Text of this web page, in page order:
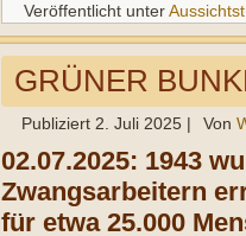
Veröffentlicht unter
GRÜNER
Publiziert 2. Juli 2025 | Von
02.07.2025: 1943
Zwangsarbeitern
für etwa 25.000